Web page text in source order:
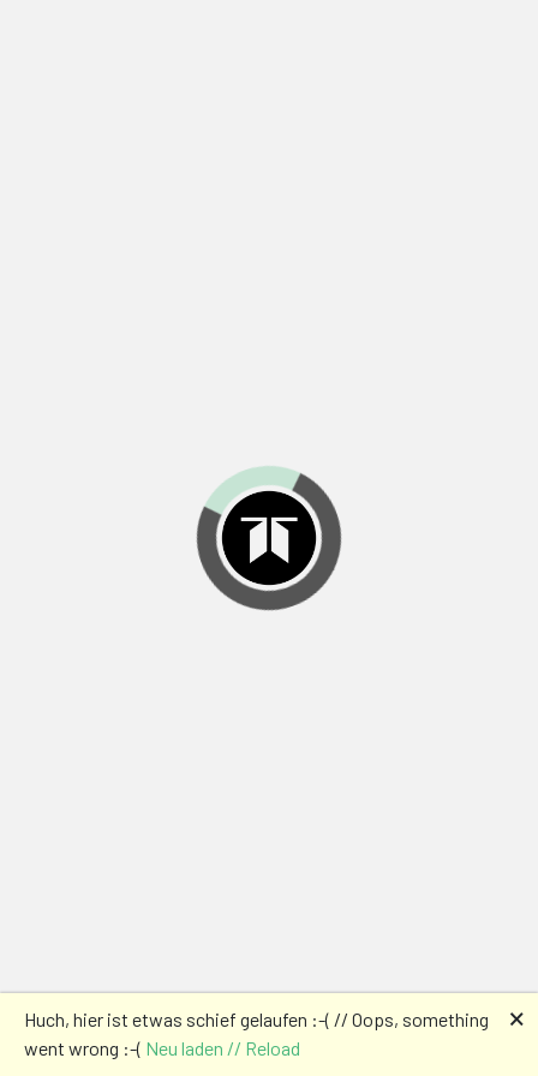
Huch, hier ist etwas schief gelaufen :-( // Oops, something
went wrong :-( Neu laden // Reload
🗙